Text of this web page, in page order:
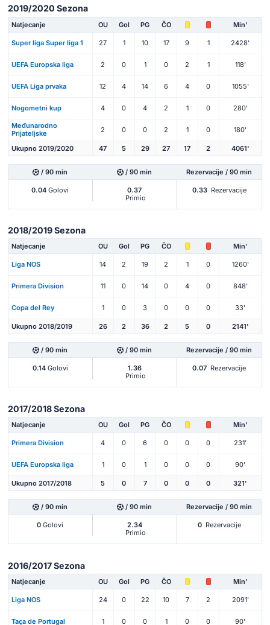
2019/2020 Sezona
Natjecanje OU Gol PG ČO Min'
Super liga Super liga 1 27 1 10 17 9 1 2428'
UEFA Europska liga 2 0 1 0 2 1 118'
UEFA Liga prvaka 12 4 14 6 4 0 1055'
Nogometni kup 4 0 4 2 1 0 280'
Međunarodno
Prijateljske
2 0 0 2 1 0 180'
Ukupno 2019/2020 47 5 29 27 17 2 4061'
/ 90 min / 90 min Rezervacije / 90 min
0.04 Golovi
0.37
Primio
0.33 Rezervacije
2018/2019 Sezona
Natjecanje OU Gol PG ČO Min'
Liga NOS 14 2 19 2 1 0 1260'
Primera Division 11 0 14 0 4 0 848'
Copa del Rey 1 0 3 0 0 0 33'
Ukupno 2018/2019 26 2 36 2 5 0 2141'
/ 90 min / 90 min Rezervacije / 90 min
0.14Golovi
1.36
Primio
0.07 Rezervacije
2017/2018 Sezona
Natjecanje OU Gol PG ČO Min'
Primera Division 4 0 6 0 0 0 231'
UEFA Europska liga 1 0 1 0 0 0 90'
Ukupno 2017/2018 5 0 7 0 0 0 321'
/ 90 min / 90 min Rezervacije / 90 min
0 Golovi
2.34
Primio
0 Rezervacije
2016/2017 Sezona
Natjecanje OU Gol PG ČO Min'
Liga NOS 24 0 22 10 7 2 2091'
Taça de Portugal 1 0 0 1 0 0 90'